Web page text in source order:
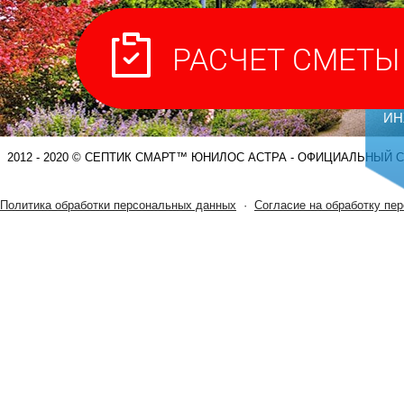
2012 - 2020 © СЕПТИК СМАРТ™ ЮНИЛОС АСТРА - ОФИЦИАЛЬНЫЙ
Политика обработки персональных данных · Согласие на обработку